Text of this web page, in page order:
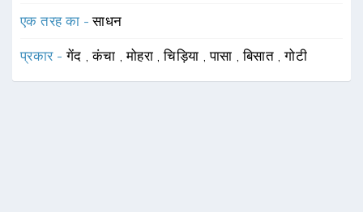
एक तरह का -साधन
प्रकार -गेंद ,कंचा ,मोहरा ,चिड़िया ,पासा ,बिसात ,गोटी